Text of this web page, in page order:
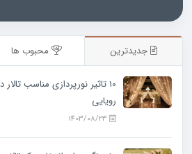
جدیدترین محبوب ها
10 تاثیر نورپردازی مناسب
رویایی